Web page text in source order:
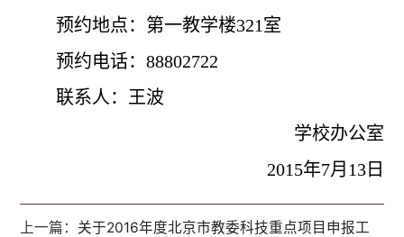
预约地点：第一教学楼321室
预约电话：88802722
联系人：王波
学校办公室
2015年7月13日
上一篇： 关于2016年度北京市教委科技重点项目申报工